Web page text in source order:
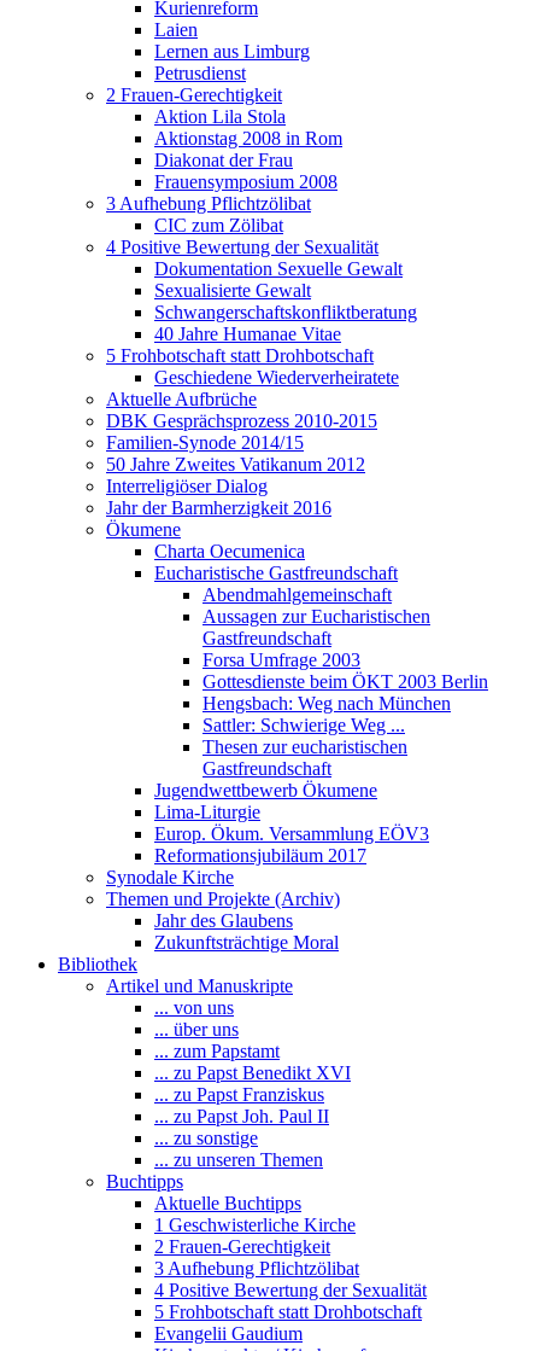
Kurienreform
Laien
Lernen aus Limburg
Petrusdienst
2 Frauen-Gerechtigkeit
Aktion Lila Stola
Aktionstag 2008 in Rom
Diakonat der Frau
Frauensymposium 2008
3 Aufhebung Pflichtzölibat
CIC zum Zölibat
4 Positive Bewertung der Sexualität
Dokumentation Sexuelle Gewalt
Sexualisierte Gewalt
Schwangerschaftskonfliktberatung
40 Jahre Humanae Vitae
5 Frohbotschaft statt Drohbotschaft
Geschiedene Wiederverheiratete
Aktuelle Aufbrüche
DBK Gesprächsprozess 2010-2015
Familien-Synode 2014/15
50 Jahre Zweites Vatikanum 2012
Interreligiöser Dialog
Jahr der Barmherzigkeit 2016
Ökumene
Charta Oecumenica
Eucharistische Gastfreundschaft
Abendmahlgemeinschaft
Aussagen zur Eucharistischen
Gastfreundschaft
Forsa Umfrage 2003
Gottesdienste beim ÖKT 2003 Berlin
Hengsbach: Weg nach München
Sattler: Schwierige Weg ...
Thesen zur eucharistischen
Gastfreundschaft
Jugendwettbewerb Ökumene
Lima-Liturgie
Europ. Ökum. Versammlung EÖV3
Reformationsjubiläum 2017
Synodale Kirche
Themen und Projekte (Archiv)
Jahr des Glaubens
Zukunftsträchtige Moral
Bibliothek
Artikel und Manuskripte
... von uns
... über uns
... zum Papstamt
... zu Papst Benedikt XVI
... zu Papst Franziskus
... zu Papst Joh. Paul II
... zu sonstige
... zu unseren Themen
Buchtipps
Aktuelle Buchtipps
1 Geschwisterliche Kirche
2 Frauen-Gerechtigkeit
3 Aufhebung Pflichtzölibat
4 Positive Bewertung der Sexualität
5 Frohbotschaft statt Drohbotschaft
Evangelii Gaudium